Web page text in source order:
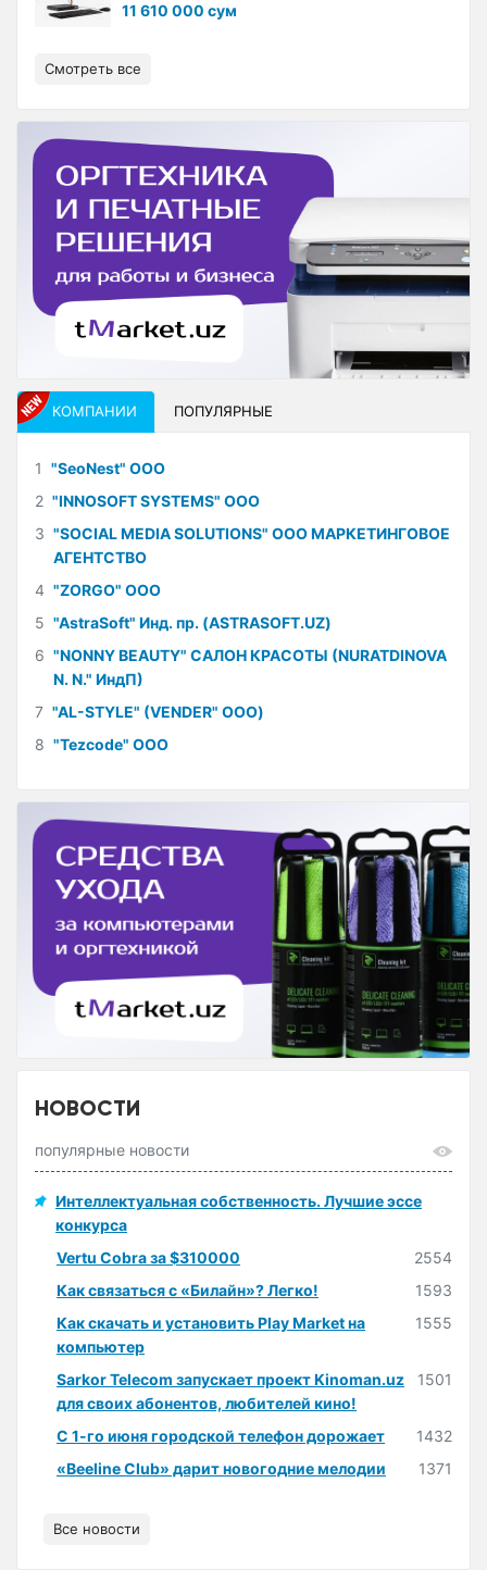
11 610 000 сум
Смотреть все
КОМПАНИИ ПОПУЛЯРНЫЕ
1 "SeoNest" ООО
2 "INNOSOFT SYSTEMS" ООО
3 "SOCIAL MEDIA SOLUTIONS" ООО МАРКЕТИНГОВОЕ
АГЕНТСТВО
4 "ZORGO" ООО
5 "AstraSoft" Инд. пр. (ASTRASOFT.UZ)
6 "NONNY BEAUTY" САЛОН КРАСОТЫ (NURATDINOVA
N. N." ИндП)
7 "AL-STYLE" (VENDER" ООО)
8 "Tezcode" ООО
НОВОСТИ
популярные новости
Интеллектуальная собственность. Лучшие эссе
конкурса
Vertu Cobra за $310000
2554
Как связаться с «Билайн»? Легко!
1593
Как скачать и установить Play Market на
компьютер
1555
Sarkor Telecom запускает проект Kinoman.uz
для своих абонентов, любителей кино!
1501
С 1-го июня городской телефон дорожает
1432
«Beeline Club» дарит новогодние мелодии
1371
Все новости